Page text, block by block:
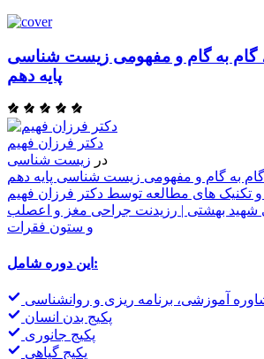
به گام و مفهومی زیست شناسی
پایه دهم
دکتر فرزان فهیم
در زیست شناسی
به گام و مفهومی زیست شناسی پایه دهم
و تکنیک های مطالعه توسط دکتر فرزان فهیم
شهید بهشتی | رزیدنت جراحی مغز و اعصلب
و ستون فقرات
این دوره شامل:
آموزشی، برنامه ریزی و روانشناسی
پکیج بدن انسان
پکیج جانوری
پکیج گیاهی